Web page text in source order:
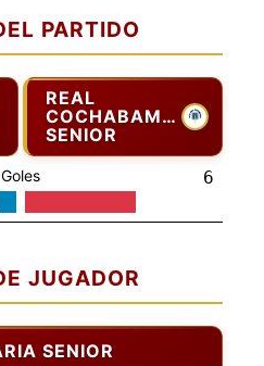
PARTIDO
REAL
COCHABAMBA
SENIOR
Goles 6
JUGADOR
SENIOR